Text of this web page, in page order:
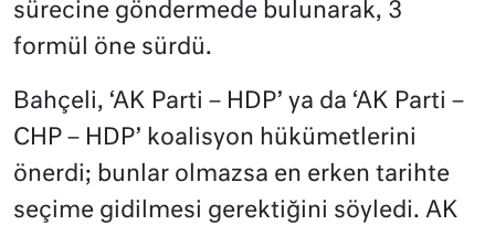
sürecine göndermede bulunarak, 3
formül öne sürdü.
Bahçeli, ‘AK Parti – HDP’ ya da ‘AK Parti –
CHP – HDP’ koalisyon hükümetlerini
önerdi; bunlar olmazsa en erken tarihte
seçime gidilmesi gerektiğini söyledi. AK